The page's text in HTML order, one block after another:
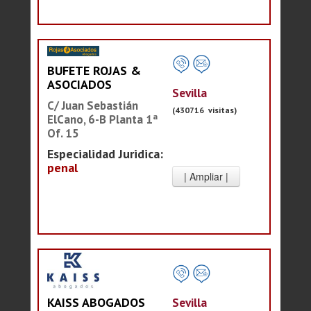
BUFETE ROJAS &
ASOCIADOS
C/ Juan Sebastián
ElCano, 6-B Planta 1ª
Of. 15
Especialidad Juridica:
penal
Sevilla
(430716 visitas)
KAISS ABOGADOS Sevilla